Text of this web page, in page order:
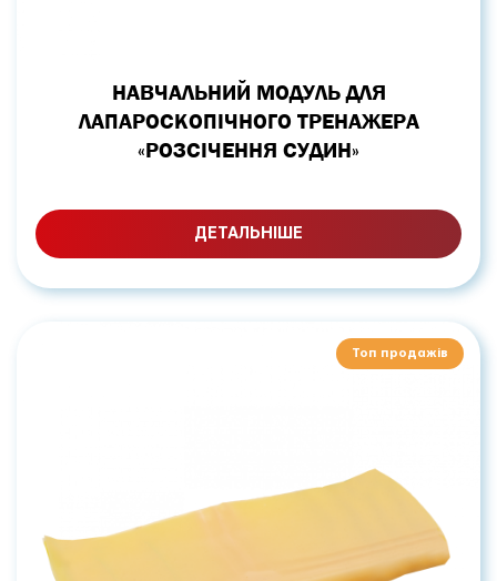
НАВЧАЛЬНИЙ МОДУЛЬ ДЛЯ
ЛАПАРОСКОПІЧНОГО ТРЕНАЖЕРА
«РОЗСІЧЕННЯ СУДИН»
ДЕТАЛЬНІШЕ
Топ продажів